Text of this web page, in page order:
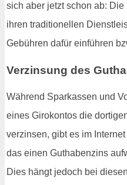
sich aber jetzt schon ab:
ihren traditionellen
Gebühren dafür einführen
Verzinsung des
Während Sparkassen und
eines Girokontos die
verzinsen, gibt es im
das einen Guthabenzins
Dies hängt jedoch bei